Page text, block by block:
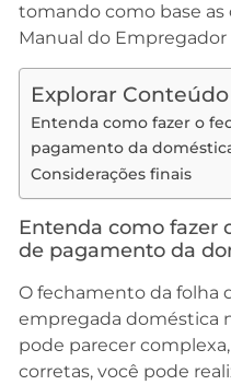
tomando como base
Manual do
Explorar Conteúdo
Entenda como fazer o
pagamento da
Considerações finais
Entenda como fazer
de pagamento da
O fechamento da folha
empregada doméstica
pode parecer
corretas, você pode